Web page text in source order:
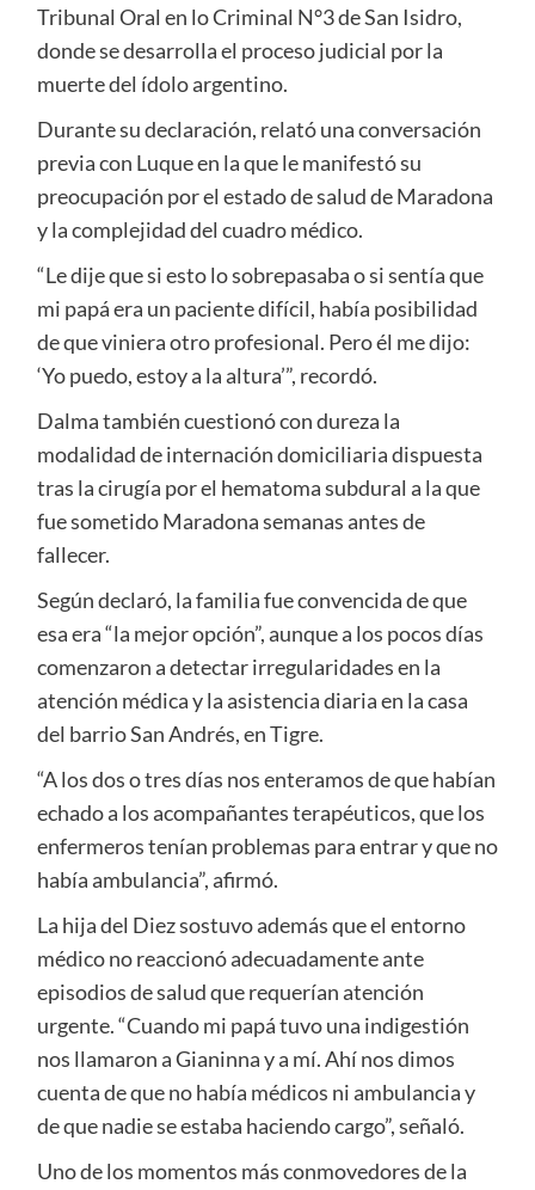
Tribunal Oral en lo Criminal N°3 de San Isidro,
donde se desarrolla el proceso judicial por la
muerte del ídolo argentino.
Durante su declaración, relató una conversación
previa con Luque en la que le manifestó su
preocupación por el estado de salud de Maradona
y la complejidad del cuadro médico.
“Le dije que si esto lo sobrepasaba o si sentía que
mi papá era un paciente difícil, había posibilidad
de que viniera otro profesional. Pero él me dijo:
‘Yo puedo, estoy a la altura’”, recordó.
Dalma también cuestionó con dureza la
modalidad de internación domiciliaria dispuesta
tras la cirugía por el hematoma subdural a la que
fue sometido Maradona semanas antes de
fallecer.
Según declaró, la familia fue convencida de que
esa era “la mejor opción”, aunque a los pocos días
comenzaron a detectar irregularidades en la
atención médica y la asistencia diaria en la casa
del barrio San Andrés, en Tigre.
“A los dos o tres días nos enteramos de que habían
echado a los acompañantes terapéuticos, que los
enfermeros tenían problemas para entrar y que no
había ambulancia”, afirmó.
La hija del Diez sostuvo además que el entorno
médico no reaccionó adecuadamente ante
episodios de salud que requerían atención
urgente. “Cuando mi papá tuvo una indigestión
nos llamaron a Gianinna y a mí. Ahí nos dimos
cuenta de que no había médicos ni ambulancia y
de que nadie se estaba haciendo cargo”, señaló.
Uno de los momentos más conmovedores de la